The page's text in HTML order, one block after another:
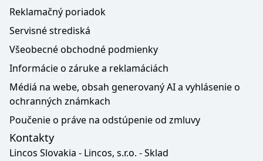
Reklamačný poriadok
Servisné strediská
Všeobecné obchodné podmienky
Informácie o záruke a reklamáciách
Médiá na webe, obsah generovaný AI a vyhlásenie o
ochranných známkach
Poučenie o práve na odstúpenie od zmluvy
Kontakty
Lincos Slovakia - Lincos, s.r.o. - Sklad